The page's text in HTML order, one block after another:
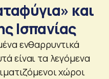
και
Ισπανίας
ενθαρρυντικά
είναι τα λεγόμενα
χώροι